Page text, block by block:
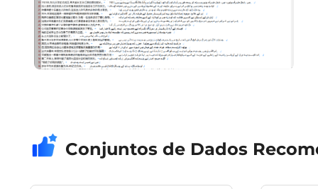
Conjuntos de Dados